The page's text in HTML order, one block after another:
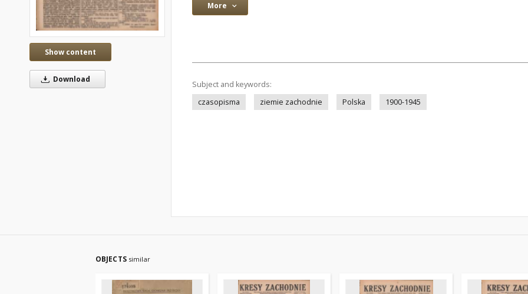
Show content
Download
More
Subject and keywords:
czasopisma
ziemie zachodnie Polska 1900-1945
OBJECTS similar